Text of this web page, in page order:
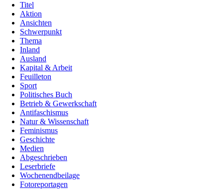
Titel
Aktion
Ansichten
Schwerpunkt
Thema
Inland
Ausland
Kapital & Arbeit
Feuilleton
Sport
Politisches Buch
Betrieb & Gewerkschaft
Antifaschismus
Natur & Wissenschaft
Feminismus
Geschichte
Medien
Abgeschrieben
Leserbriefe
Wochenendbeilage
Fotoreportagen